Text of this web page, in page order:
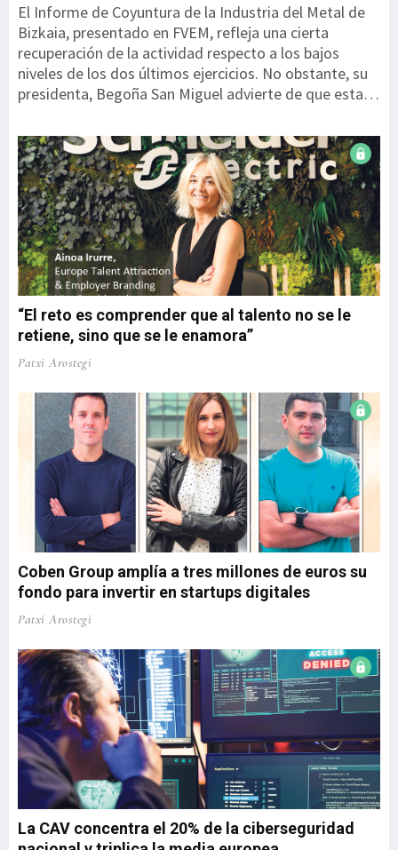
El Informe de Coyuntura de la Industria del Metal de
Bizkaia, presentado en FVEM, refleja una cierta
recuperación de la actividad respecto a los bajos
niveles de los dos últimos ejercicios. No obstante, su
presidenta, Begoña San Miguel advierte de que esta
todavía no permite hablar de una recuperación
consolidada. “Los datos son mejores, pero debemos
interpretarlos con cautela. Partimos de niveles
especialmente bajos y estamos ante una corrección
de mínimos, en ningún caso ante una recuperación
sólida”. El informe recoge las respuestas de 207
empresas, que representan a 17.710 personas
trabajadoras. Una de las principales novedades es el
Índice de Coyuntura FVEM, que pondera diez variables
de ...
“El reto es comprender que al talento no se le
retiene, sino que se le enamora”
Patxi Arostegi
Coben Group amplía a tres millones de euros su
fondo para invertir en startups digitales
Patxi Arostegi
La CAV concentra el 20% de la ciberseguridad